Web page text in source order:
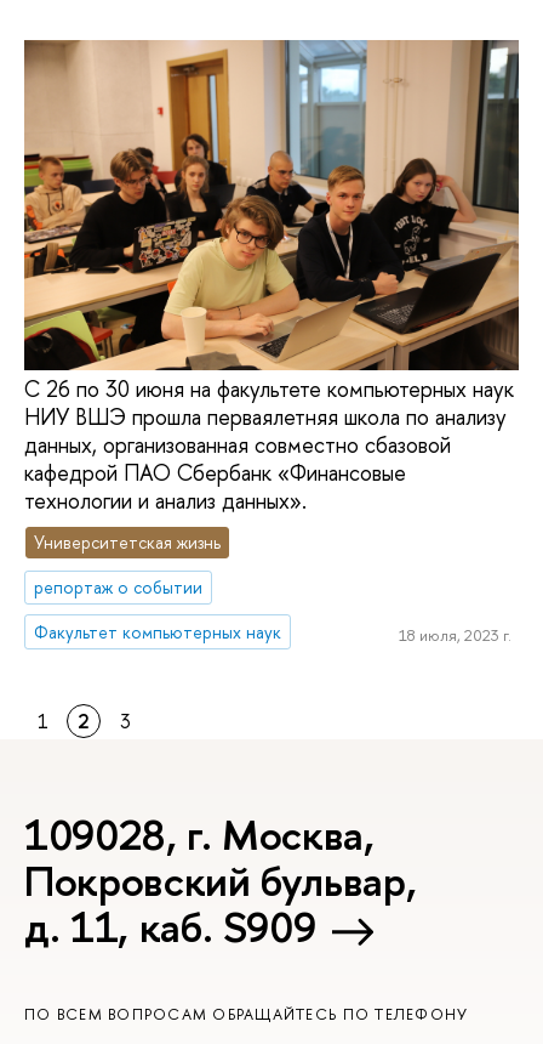
С 26 по 30 июня на факультете компьютерных наук
НИУ ВШЭ прошла перваялетняя школа по анализу
данных, организованная совместно сбазовой
кафедрой ПАО Сбербанк «Финансовые
технологии и анализ данных».
Университетская жизнь
репортаж о событии
Факультет компьютерных наук
18 июля, 2023 г.
1 2 3
109028, г. Москва,
Покровский бульвар,
д. 11, каб. S909
ПО ВСЕМ ВОПРОСАМ ОБРАЩАЙТЕСЬ ПО ТЕЛЕФОНУ